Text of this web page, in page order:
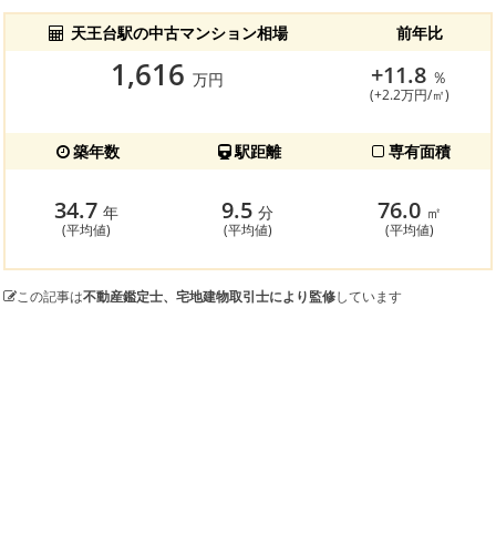
天王台駅の中古マンション相場 前年比
1,616 万円 +11.8 ％
(+2.2万円/㎡)
築年数 駅距離 専有面積
34.7 年
(平均値)
9.5分
(平均値)
76.0 ㎡
(平均値)
この記事は不動産鑑定士、宅地建物取引士により監修しています